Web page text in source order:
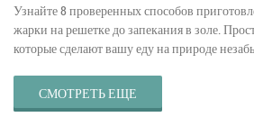
Узнайте 8 проверенных способов
жарки на решетке до запекания в золе.
которые сделают вашу еду на природе
СМОТРЕТЬ ЕЩЕ